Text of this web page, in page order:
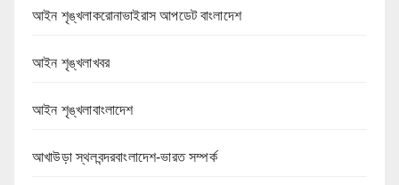
আইন শৃঙ্খলাকরোনাভাইরাস আপডেট বাংলাদেশ
আইন শৃঙ্খলাখবর
আইন শৃঙ্খলাবাংলাদেশ
আখাউড়া স্থলবন্দরবাংলাদেশ-ভারত সম্পর্ক